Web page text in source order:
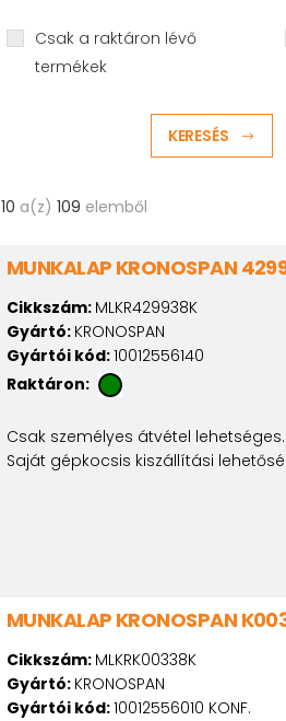
Csak a raktáron lévő
termékek
KERESÉS
10 a(z) 109 elemből
MUNKALAP KRONOSPAN
Cikkszám: MLKR429938K
Gyártó: KRONOSPAN
Gyártói kód:10012556140
Raktáron:
Csak személyes átvétel lehetséges.
Saját gépkocsis kiszállítási
MUNKALAP KRONOSPAN
Cikkszám: MLKRK00338K
Gyártó: KRONOSPAN
Gyártói kód:10012556010 KONF.